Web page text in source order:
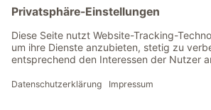
FACHHANDEL
Vertrag widerrufen